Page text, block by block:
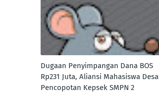
Dugaan Penyimpangan Dana BOS
Rp231 Juta, Aliansi Mahasiswa
Pencopotan Kepsek SMPN 2